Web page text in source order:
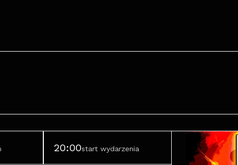
20:00start wydarzenia